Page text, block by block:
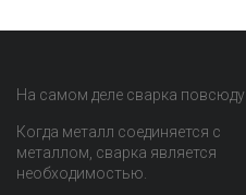
На самом деле сварка повсюду.
Когда металл соединяется с
металлом, сварка является
необходимостью.